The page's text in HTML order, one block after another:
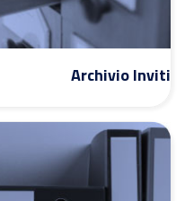
Archivio Inviti